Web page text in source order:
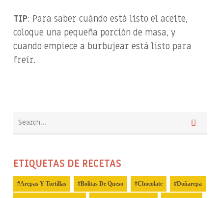
TIP: Para saber cuándo está listo el aceite,
coloque una pequeña porción de masa, y
cuando empiece a burbujear está listo para
freír.
ETIQUETAS DE RECETAS
Arepas Y Tortillas Bolitas De Queso Chocolate Doñarepa